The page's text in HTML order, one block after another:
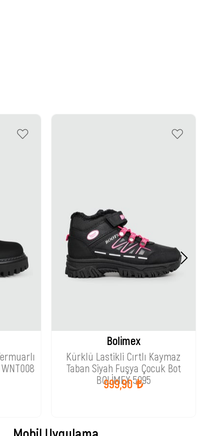
Bolimex
Kürklü Lastikli Cırtlı Kaymaz
Taban Siyah Fuşya Çocuk Bot
BOLİMEX 5095
999,90 ₺